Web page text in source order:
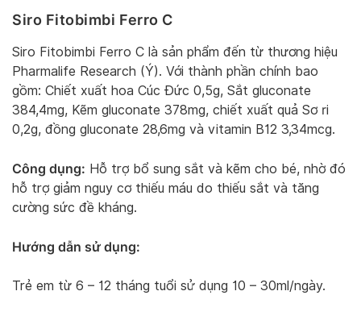
Siro Fitobimbi Ferro C
Siro Fitobimbi Ferro C là sản phẩm đến từ thương hiệu
Pharmalife Research (Ý). Với thành phần chính bao
gồm: Chiết xuất hoa Cúc Đức 0,5g, Sắt gluconate
384,4mg, Kẽm gluconate 378mg, chiết xuất quả Sơ ri
0,2g, đồng gluconate 28,6mg và vitamin B12 3,34mcg.
Công dụng: Hỗ trợ bổ sung sắt và kẽm cho bé, nhờ đó
hỗ trợ giảm nguy cơ thiếu máu do thiếu sắt và tăng
cường sức đề kháng.
Hướng dẫn sử dụng:
Trẻ em từ 6 – 12 tháng tuổi sử dụng 10 – 30ml/ngày.